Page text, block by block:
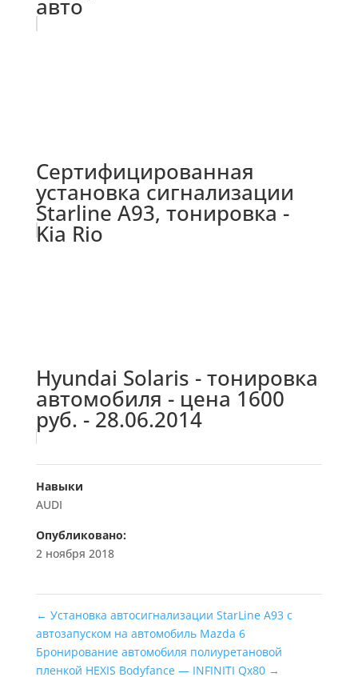
авто
Сертифицированная
установка сигнализации
Starline A93, тонировка -
Kia Rio
Hyundai Solaris - тонировка
автомобиля - цена 1600
руб. - 28.06.2014
Навыки
AUDI
Опубликовано:
2 ноября 2018
← Установка автосигнализации StarLine A93 с
автозапуском на автомобиль Mazda 6
Бронирование автомобиля полиуретановой
пленкой HEXIS Bodyfance — INFINITI Qx80 →